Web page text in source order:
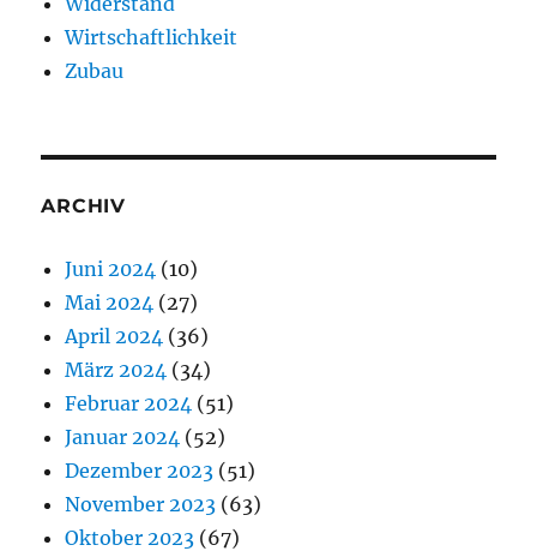
Wirtschaftlichkeit
Zubau
ARCHIV
Juni 2024 (10)
Mai 2024 (27)
April 2024 (36)
März 2024 (34)
Februar 2024 (51)
Januar 2024 (52)
Dezember 2023 (51)
November 2023 (63)
Oktober 2023 (67)